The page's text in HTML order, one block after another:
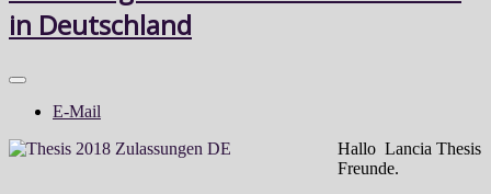
in Deutschland
E-Mail
Hallo Lancia Thesis
Freunde.